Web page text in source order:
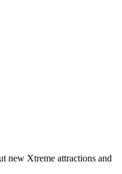
new Xtreme attractions and